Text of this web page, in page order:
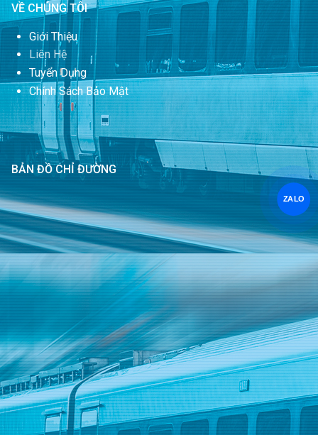
VỀ CHÚNG TÔI
Giới Thiệu
Liên Hệ
Tuyển Dụng
Chính Sách Bảo Mật
BẢN ĐỒ CHỈ ĐƯỜNG
ZALO